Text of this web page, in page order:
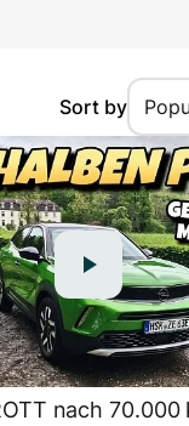
Sort by
nach 70.000